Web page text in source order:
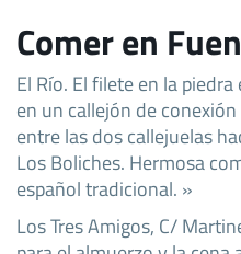
Comer en
El Río. El filete en la
en un callejón de
entre las dos callejuelas
Los Boliches. Hermosa
español tradicional. »
Los Tres Amigos, C/